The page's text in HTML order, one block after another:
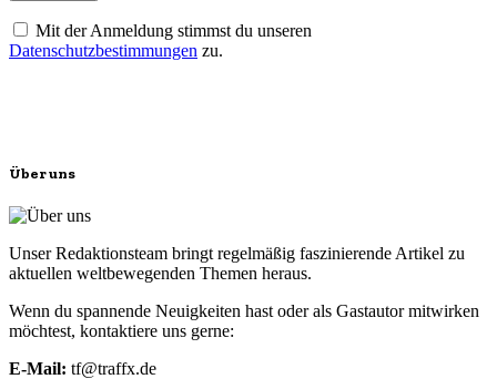
Mit der Anmeldung stimmst du unseren
Datenschutzbestimmungen zu.
Über uns
Unser Redaktionsteam bringt regelmäßig faszinierende Artikel zu
aktuellen weltbewegenden Themen heraus.
Wenn du spannende Neuigkeiten hast oder als Gastautor mitwirken
möchtest, kontaktiere uns gerne:
E-Mail: tf@traffx.de